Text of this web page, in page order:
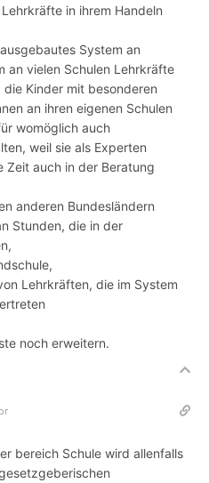
in ihrem Handeln
System an
an vielen Schulen Lehrkräfte
Kinder mit besonderen
an ihren eigenen Schulen
womöglich auch
weil sie als Experten
Zeit auch in der Beratung
anderen Bundesländern
Stunden, die in der
Lehrkräften, die im System
noch erweitern.
bereich Schule wird allenfalls